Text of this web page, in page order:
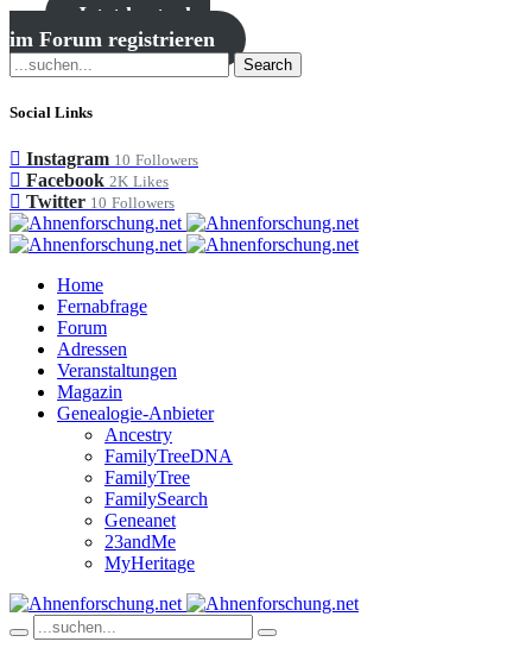
Jetzt kostenlos
im Forum registrieren
Search
Social Links
Instagram 10 Followers
Facebook 2K Likes
Twitter 10 Followers
Home
Fernabfrage
Forum
Adressen
Veranstaltungen
Magazin
Genealogie-Anbieter
Ancestry
FamilyTreeDNA
FamilyTree
FamilySearch
Geneanet
23andMe
MyHeritage